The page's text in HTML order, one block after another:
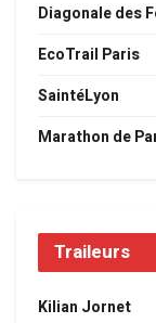
Diagonale des
EcoTrail Paris
SaintéLyon
Marathon de
Traileurs
Kilian Jornet